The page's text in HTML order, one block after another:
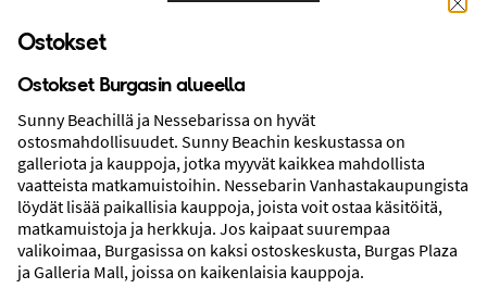
AJANKOHTA
8.9.2026 11.9.2026
HAE
Tietoa – matkatBurgasin alue
Ostokset
Ostokset Burgasin alueella
Sunny Beachillä ja Nessebarissa on hyvät
ostosmahdollisuudet. Sunny Beachin keskustassa on
galleriota ja kauppoja, jotka myyvät kaikkea mahdollista
vaatteista matkamuistoihin. Nessebarin Vanhastakaupungista
löydät lisää paikallisia kauppoja, joista voit ostaa käsitöitä,
matkamuistoja ja herkkuja. Jos kaipaat suurempaa
valikoimaa, Burgasissa on kaksi ostoskeskusta, Burgas Plaza
ja Galleria Mall, joissa on kaikenlaisia kauppoja.